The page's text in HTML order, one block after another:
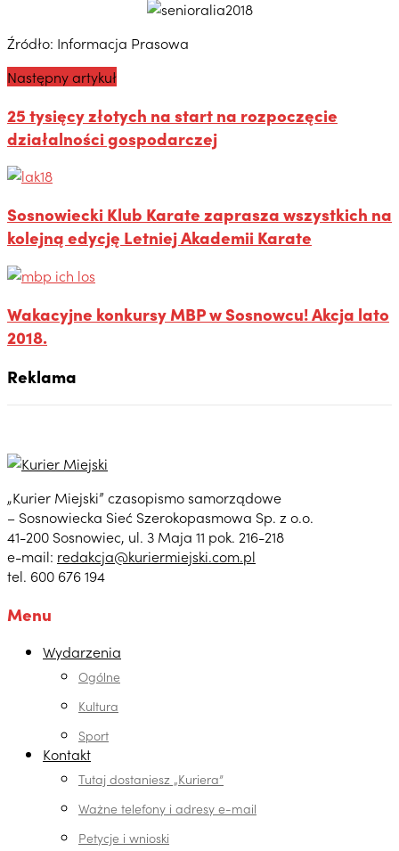
Źródło: Informacja Prasowa
Następny artykuł
25 tysięcy złotych na start na rozpoczęcie
działalności gospodarczej
Sosnowiecki Klub Karate zaprasza wszystkich na
kolejną edycję Letniej Akademii Karate
Wakacyjne konkursy MBP w Sosnowcu! Akcja lato
2018.
Reklama
„Kurier Miejski” czasopismo samorządowe
– Sosnowiecka Sieć Szerokopasmowa Sp. z o.o.
41-200 Sosnowiec, ul. 3 Maja 11 pok. 216-218
e-mail: redakcja@kuriermiejski.com.pl
tel. 600 676 194
Menu
Wydarzenia
Ogólne
Kultura
Sport
Kontakt
Tutaj dostaniesz „Kuriera”
Ważne telefony i adresy e-mail
Petycje i wnioski